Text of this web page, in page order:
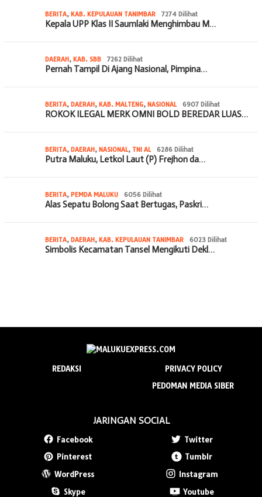
BERITA, KAB. KEPULAUAN TANIMBAR 7274 Dilihat
Kepala UPP Klas II Saumlaki Menghimbau M…
DAERAH, KAB. SBB 7262 Dilihat
Pernah Tampil Di Ajang Nasional, Pimpina…
BERITA, DAERAH, KAB. MALTENG, NASIONAL 6907 Dilihat
ROKOK ILEGAL MERK OMNI BOLD BEREDAR LUAS…
BERITA, DAERAH, NASIONAL, TNI AL 6286 Dilihat
Putra Maluku, Letkol Laut (P) Frejhon da…
BERITA, PEMDA MALUKU 6056 Dilihat
Alas Sepatu Bolong Saat Bertugas, Paskri…
BERITA, DAERAH, KAB. KEPULAUAN TANIMBAR 6023 Dilihat
Simbolis Kecamatan Tansel Mengikuti Dekl…
REDAKSI
PRIVACY POLICY
PEDOMAN MEDIA SIBER
JARINGAN SOCIAL
Facebook
Twitter
Pinterest
Tumblr
WordPress
Instagram
Skype
Youtube